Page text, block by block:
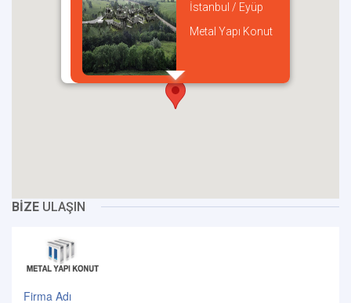
İstanbul / Eyüp
Metal Yapı Konut
BİZE ULAŞIN
Firma Adı